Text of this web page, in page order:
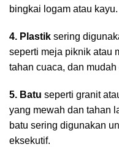
bingkai logam atau kayu.
4. Plastik sering
seperti meja piknik atau
tahan cuaca, dan
5. Batu seperti granit
yang mewah dan tahan
batu sering digunakan
eksekutif.